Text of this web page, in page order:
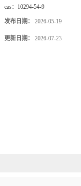
cas： 10294-54-9
发布日期： 2026-05-19
更新日期： 2026-07-23